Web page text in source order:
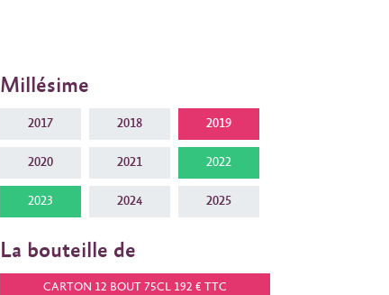
Millésime
2017 2018 2019
2020 2021 2022
2023 2024 2025
La bouteille de
CARTON 12 BOUT 75CL 192 € TTC